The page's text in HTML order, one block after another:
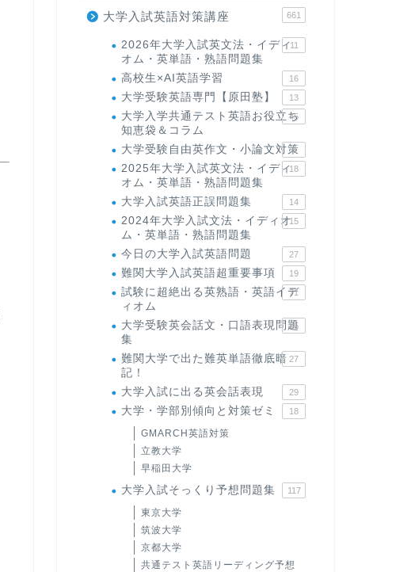
大学入試英語対策講座 661
2026年大学入試英文法・イディ
オム・英単語・熟語問題集
11
高校生×AI英語学習 16
大学受験英語専門【原田塾】 13
大学入学共通テスト英語お役立ち
知恵袋＆コラム
45
大学受験自由英作文・小論文対策
8
2025年大学入試英文法・イディ
オム・英単語・熟語問題集
18
大学入試英語正誤問題集 14
2024年大学入試文法・イディオ
ム・英単語・熟語問題集
15
今日の大学入試英語問題 27
難関大学入試英語超重要事項 19
試験に超絶出る英熟語・英語イデ
ィオム
71
大学受験英会話文・口語表現問題
集
35
難関大学で出た難英単語徹底暗
記！
27
大学入試に出る英会話表現 29
大学・学部別傾向と対策ゼミ 18
GMARCH英語対策
立教大学
早稲田大学
大学入試そっくり予想問題集 117
東京大学
筑波大学
京都大学
共通テスト英語リーディング予想